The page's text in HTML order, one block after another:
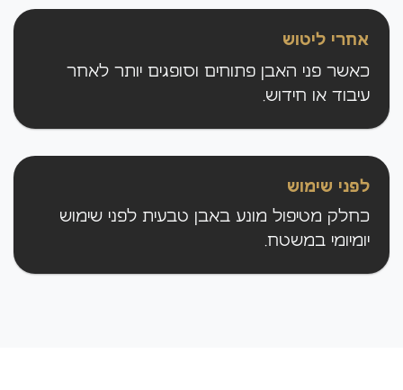
אחרי ליטוש
כאשר פני האבן פתוחים וסופגים יותר לאחר
עיבוד או חידוש.
לפני שימוש
כחלק מטיפול מונע באבן טבעית לפני שימוש
יומיומי במשטח.